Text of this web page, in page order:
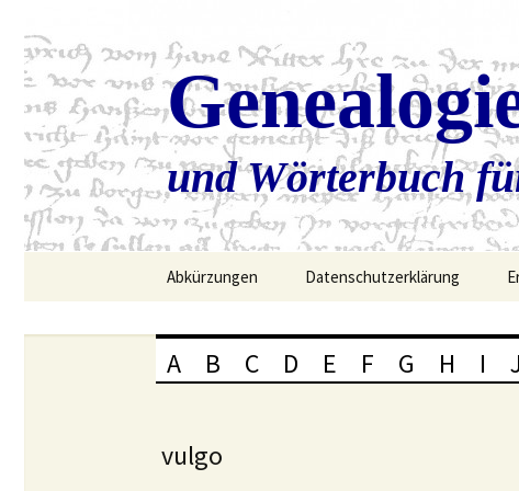
und Wörterbuch
Abkürzungen Datenschutzerklärung
A B C D E F G H I J
vulgo